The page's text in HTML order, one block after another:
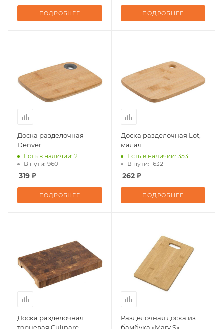
ПОДРОБНЕЕ ПОДРОБНЕЕ
Доска разделочная
Denver
Есть в наличии: 2
В пути: 960
319 ₽
ПОДРОБНЕЕ
Доска разделочная Lot,
малая
Есть в наличии: 353
В пути: 1632
262 ₽
ПОДРОБНЕЕ
Доска разделочная
торцевая Culinare
Разделочная доска из
бамбука «Mary S»